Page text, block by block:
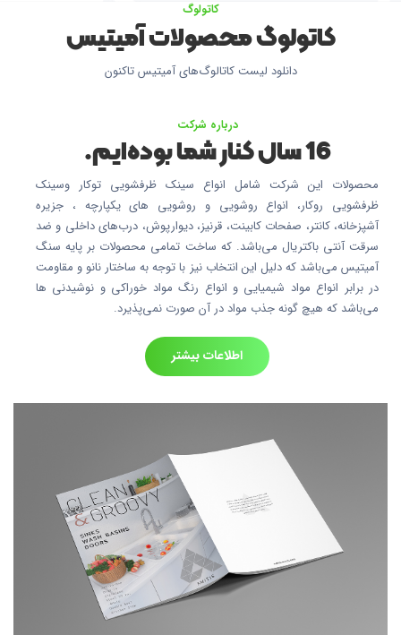
کاتولوگ
کاتولوگ محصولات آمیتیس
دانلود لیست کاتالوگ‌های آمیتیس تاکنون
درباره شرکت
16 سال کنار شما بوده‌ایم.
محصولات این شرکت شامل انواع سینک ظرفشویی توکار وسینک
ظرفشویی روکار، انواع روشویی و روشویی های یکپارچه ، جزیره
آشپزخانه، کانتر، صفحات کابینت، قرنیز، دیوارپوش، درب‌های داخلی و ضد
سرقت آنتی باکتریال می‌باشد. که ساخت تمامی محصولات بر پایه سنگ
آمیتیس می‌باشد که دلیل این انتخاب نیز با توجه به ساختار نانو و مقاومت
در برابر انواع مواد شیمیایی و انواع رنگ مواد خوراکی و نوشیدنی ها
می‌باشد که هیچ گونه جذب مواد در آن صورت نمی‌پذیرد.
اطلاعات بیشتر